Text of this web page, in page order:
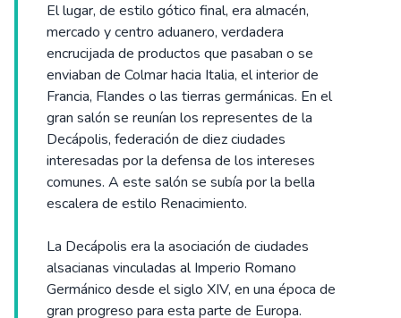
El lugar, de estilo gótico final, era almacén,
mercado y centro aduanero, verdadera
encrucijada de productos que pasaban o se
enviaban de Colmar hacia Italia, el interior de
Francia, Flandes o las tierras germánicas. En el
gran salón se reunían los representes de la
Decápolis, federación de diez ciudades
interesadas por la defensa de los intereses
comunes. A este salón se subía por la bella
escalera de estilo Renacimiento.
La Decápolis era la asociación de ciudades
alsacianas vinculadas al Imperio Romano
Germánico desde el siglo XIV, en una época de
gran progreso para esta parte de Europa.